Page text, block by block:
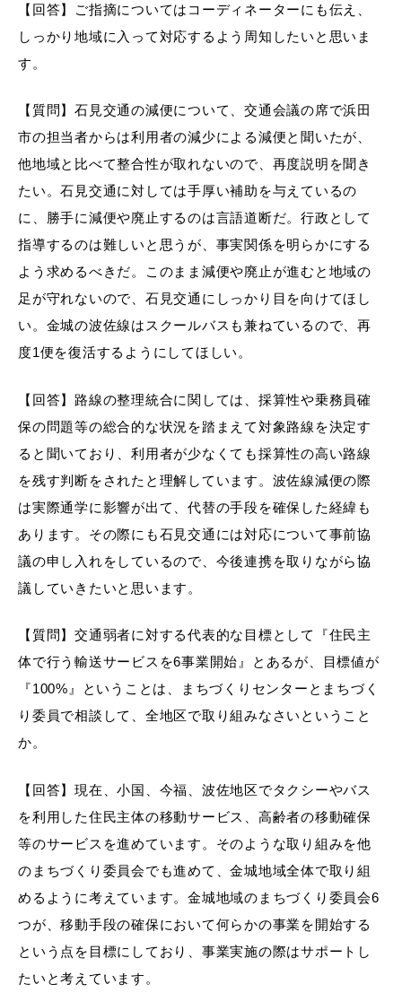
【回答】ご指摘についてはコーディネーターにも伝え、
しっかり地域に入って対応するよう周知したいと思いま
す。
【質問】石見交通の減便について、交通会議の席で浜田
市の担当者からは利用者の減少による減便と聞いたが、
他地域と比べて整合性が取れないので、再度説明を聞き
たい。石見交通に対しては手厚い補助を与えているの
に、勝手に減便や廃止するのは言語道断だ。行政として
指導するのは難しいと思うが、事実関係を明らかにする
よう求めるべきだ。このまま減便や廃止が進むと地域の
足が守れないので、石見交通にしっかり目を向けてほし
い。金城の波佐線はスクールバスも兼ねているので、再
度1便を復活するようにしてほしい。
【回答】路線の整理統合に関しては、採算性や乗務員確
保の問題等の総合的な状況を踏まえて対象路線を決定す
ると聞いており、利用者が少なくても採算性の高い路線
を残す判断をされたと理解しています。波佐線減便の際
は実際通学に影響が出て、代替の手段を確保した経緯も
あります。その際にも石見交通には対応について事前協
議の申し入れをしているので、今後連携を取りながら協
議していきたいと思います。
【質問】交通弱者に対する代表的な目標として『住民主
体で行う輸送サービスを6事業開始』とあるが、目標値が
『100%』ということは、まちづくりセンターとまちづく
り委員で相談して、全地区で取り組みなさいということ
か。
【回答】現在、小国、今福、波佐地区でタクシーやバス
を利用した住民主体の移動サービス、高齢者の移動確保
等のサービスを進めています。そのような取り組みを他
のまちづくり委員会でも進めて、金城地域全体で取り組
めるように考えています。金城地域のまちづくり委員会6
つが、移動手段の確保において何らかの事業を開始する
という点を目標にしており、事業実施の際はサポートし
たいと考えています。